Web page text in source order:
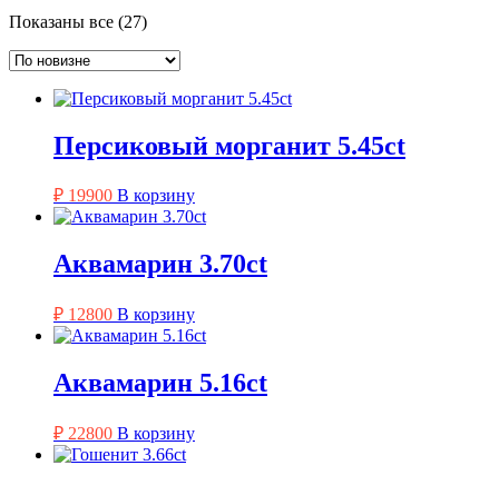
Показаны все (27)Сортировка:
недавние
Персиковый морганит 5.45ct
₽ 19900 В корзину
Аквамарин 3.70ct
₽ 12800 В корзину
Аквамарин 5.16ct
₽ 22800 В корзину